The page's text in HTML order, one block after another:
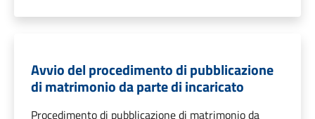
Avvio del procedimento di pubblicazione
di matrimonio da parte di incaricato
Procedimento di pubblicazione di matrimonio da